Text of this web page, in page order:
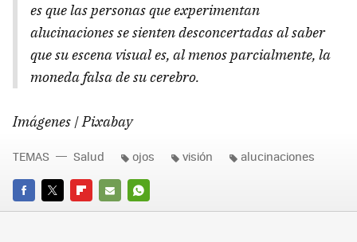
es que las personas que experimentan
alucinaciones se sienten desconcertadas al saber
que su escena visual es, al menos parcialmente, la
moneda falsa de su cerebro.
Imágenes | Pixabay
FACEBOOK
TWITTERFLIPBOARD
E-
WHATSAPP
TEMAS Salud ojos visión alucinaciones